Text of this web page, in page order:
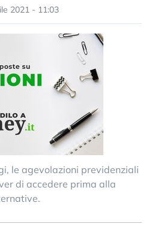
2021 - 11:03
le agevolazioni previdenziali
di accedere prima alla